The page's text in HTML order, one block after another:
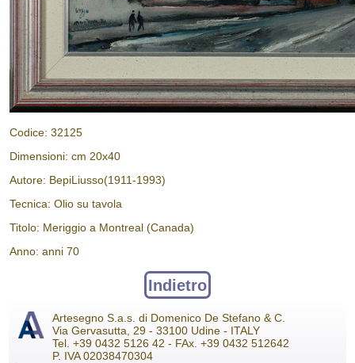
Codice: 32125
Dimensioni: cm 20x40
Autore: BepiLiusso(1911-1993)
Tecnica: Olio su tavola
Titolo: Meriggio a Montreal (Canada)
Anno: anni 70
Indietro
Artesegno S.a.s. di Domenico De Stefano & C.
Via Gervasutta, 29 - 33100 Udine - ITALY
Tel. +39 0432 5126 42 - FAx. +39 0432 512642
P. IVA 02038470304